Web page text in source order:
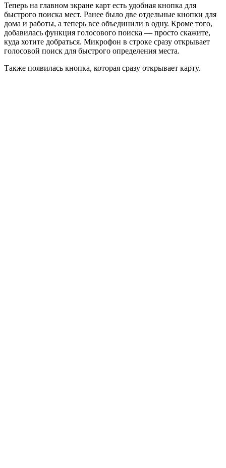
Теперь на главном экране карт есть удобная кнопка для
быстрого поиска мест. Ранее было две отдельные кнопки для
дома и работы, а теперь все объединили в одну. Кроме того,
добавилась функция голосового поиска — просто скажите,
куда хотите добраться. Микрофон в строке сразу открывает
голосовой поиск для быстрого определения места.
Также появилась кнопка, которая сразу открывает карту.